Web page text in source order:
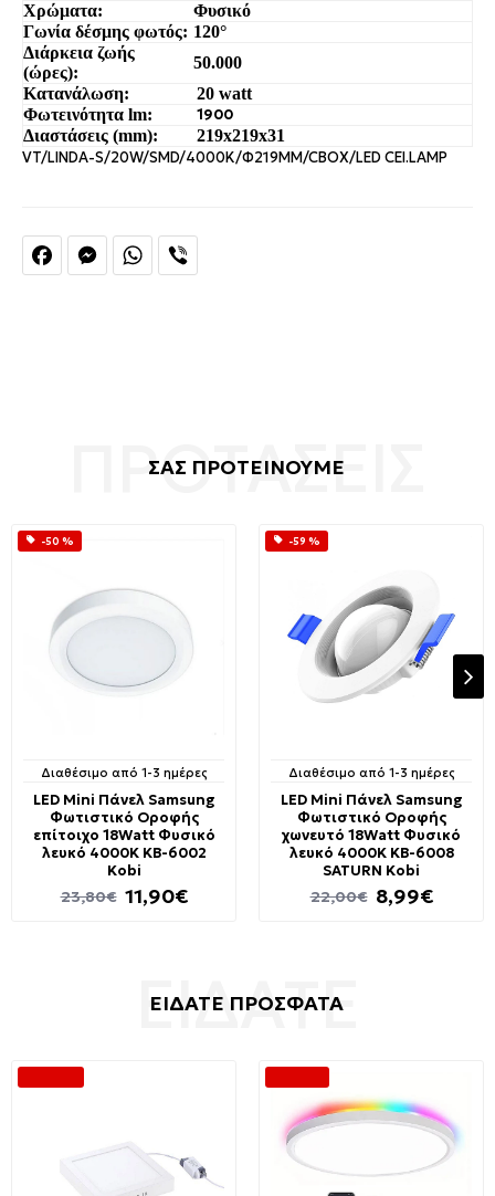
FacebookMessengerWhatsApp
Χρώματα:
Φυσικό
Γωνία δέσμης φωτός: 120°
Διάρκεια ζωής
(ώρες):
50.000
Κατανάλωση:
20 watt
Φωτεινότητα lm:
1900
Διαστάσεις (mm):
219x219x31
VT/LINDA-S/20W/SMD/4000K/Φ219MM/CBOX/LED CEI.LAMP
ΣΑΣ ΠΡΟΤΕΙΝΟΥΜΕ
-50 %
Διαθέσιμο από 1-3 ημέρες
LED Mini Πάνελ Samsung
Φωτιστικό Οροφής
επίτοιχο 18Watt Φυσικό
λευκό 4000K KB-6002
Kobi
11,90€
23,80€
-59 %
Διαθέσιμο από 1-3 ημέρες
LED Mini Πάνελ Samsung
Φωτιστικό Οροφής
χωνευτό 18Watt Φυσικό
λευκό 4000K KB-6008
SATURN Kobi
8,99€
22,00€
ΕΙΔΑΤΕ ΠΡΟΣΦΑΤΑ